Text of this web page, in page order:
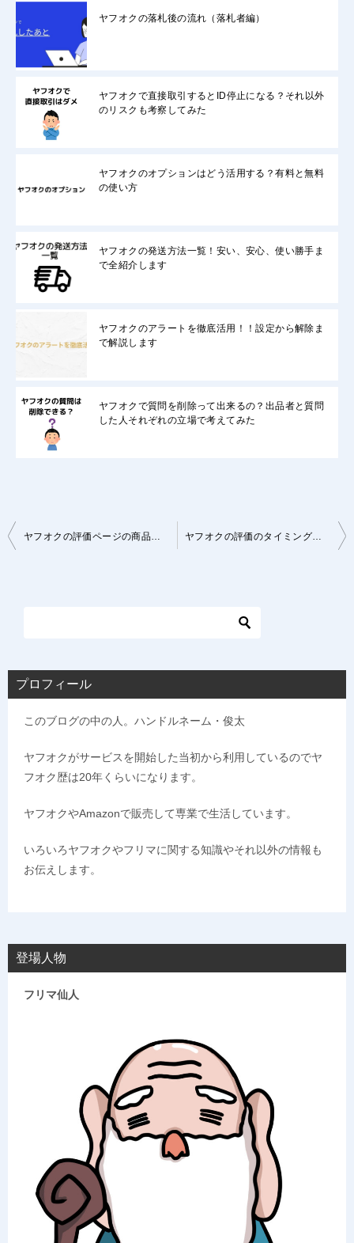
ヤフオクの落札後の流れ（落札者編）
ヤフオクで直接取引するとID停止になる？それ以外
のリスクも考察してみた
ヤフオクのオプションはどう活用する？有料と無料
の使い方
ヤフオクの発送方法一覧！安い、安心、使い勝手ま
で全紹介します
ヤフオクのアラートを徹底活用！！設定から解除ま
で解説します
ヤフオクで質問を削除って出来るの？出品者と質問
した人それぞれの立場で考えてみた
投
シ
プロフィール
このブログの中の人。ハンドルネーム・俊太
ヤフオクがサービスを開始した当初から利用しているのでヤ
フオク歴は20年くらいになります。
ヤフオクやAmazonで販売して専業で生活しています。
いろいろヤフオクやフリマに関する知識やそれ以外の情報も
お伝えします。
登場人物
フリマ仙人